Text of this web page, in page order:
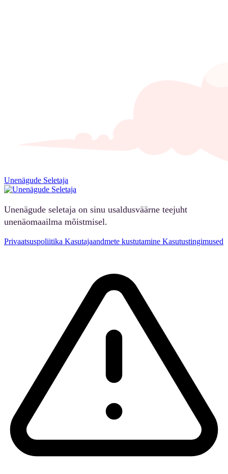
Unenägude Seletaja
Unenägude seletaja on sinu usaldusväärne teejuht
unenäomaailma mõistmisel.
Privaatsuspoliitika Kasutajaandmete kustutamine Kasutustingimused